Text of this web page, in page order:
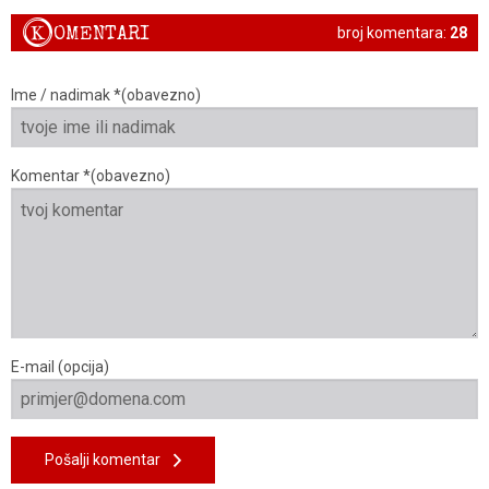
broj komentara: 28
KOMENTARI
Ime / nadimak *(obavezno)
Komentar *(obavezno)
E-mail (opcija)
Pošalji komentar